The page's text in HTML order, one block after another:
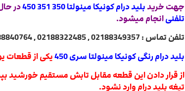
جهت خریدبلید درام کونیکا مینولتا 350 351 450 در
تلفنیانجام میشود.
تلفن تماس : 02188349357 , 02188322485 , 02188840764 , 02188820031
بلید درام رنگی کونیکا مینولتا سری 450
یکی از قطعات
از قرار دادن این قطعه مقابل تابش مستقیم خورشید
تیغه بلید درام وارد نشود.